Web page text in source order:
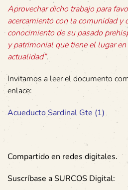
Aprovechar dicho trabajo para
acercamiento con la comunidad y
conocimiento de su pasado
y patrimonial que tiene el lugar
actualidad”.
Invitamos a leer el documento
enlace:
Acueducto Sardinal Gte (1)
Compartido en redes digitales.
Suscríbase a SURCOS Digital: